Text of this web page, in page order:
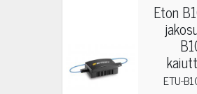
Eton
ETU-